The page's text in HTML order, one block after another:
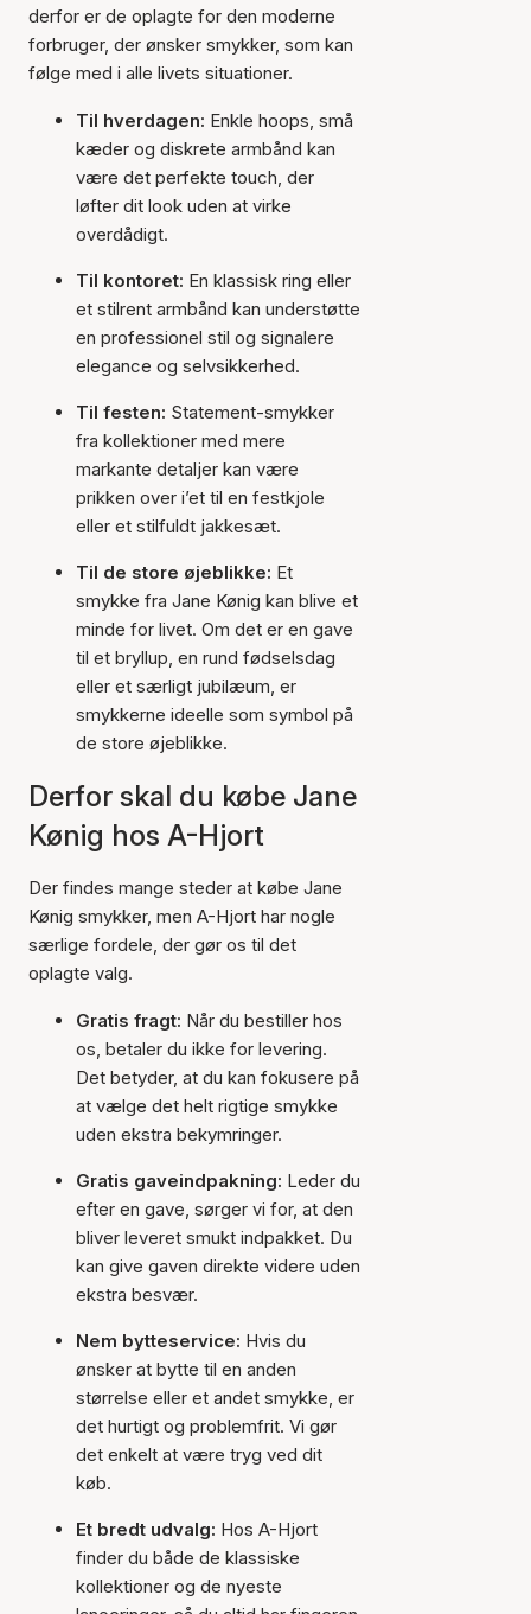
derfor er de oplagte for den moderne
forbruger, der ønsker smykker, som kan
følge med i alle livets situationer.
Til hverdagen: Enkle hoops, små
kæder og diskrete armbånd kan
være det perfekte touch, der
løfter dit look uden at virke
overdådigt.
Til kontoret: En klassisk ring eller
et stilrent armbånd kan understøtte
en professionel stil og signalere
elegance og selvsikkerhed.
Til festen: Statement-smykker
fra kollektioner med mere
markante detaljer kan være
prikken over i’et til en festkjole
eller et stilfuldt jakkesæt.
Til de store øjeblikke: Et
smykke fra Jane Kønig kan blive et
minde for livet. Om det er en gave
til et bryllup, en rund fødselsdag
eller et særligt jubilæum, er
smykkerne ideelle som symbol på
de store øjeblikke.
Derfor skal du købe Jane
Kønig hos A-Hjort
Der findes mange steder at købe Jane
Kønig smykker, men A-Hjort har nogle
særlige fordele, der gør os til det
oplagte valg.
Gratis fragt: Når du bestiller hos
os, betaler du ikke for levering.
Det betyder, at du kan fokusere på
at vælge det helt rigtige smykke
uden ekstra bekymringer.
Gratis gaveindpakning: Leder du
efter en gave, sørger vi for, at den
bliver leveret smukt indpakket. Du
kan give gaven direkte videre uden
ekstra besvær.
Nem bytteservice: Hvis du
ønsker at bytte til en anden
størrelse eller et andet smykke, er
det hurtigt og problemfrit. Vi gør
det enkelt at være tryg ved dit
køb.
Et bredt udvalg: Hos A-Hjort
finder du både de klassiske
kollektioner og de nyeste